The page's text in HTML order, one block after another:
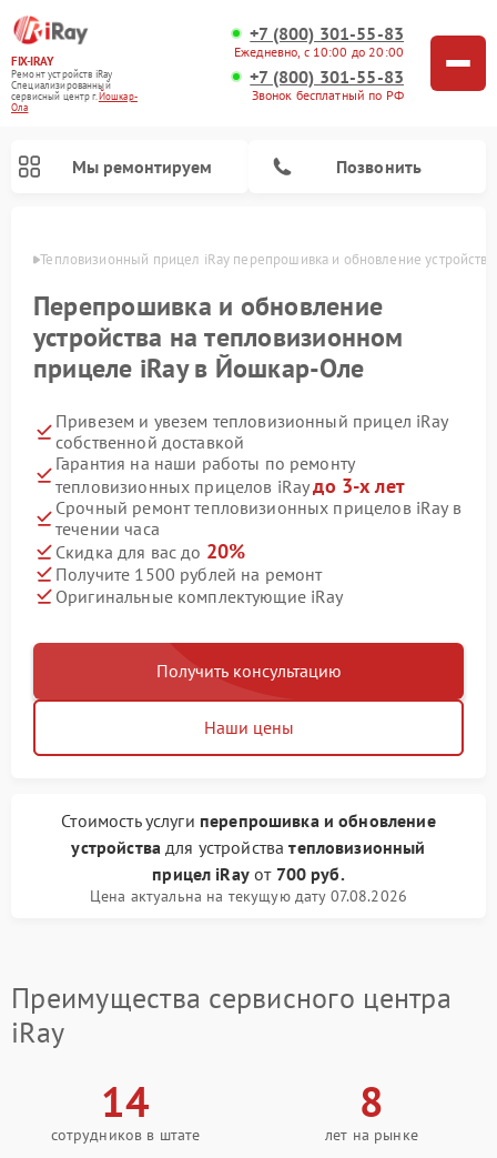
FIX-IRAY
Ремонт устройств iRay
Специализированный
cервисный центр г.Йошкар-
Ола
+7 (800) 301-55-83
Ежедневно, с 10:00 до 20:00
+7 (800) 301-55-83
Звонок бесплатный по РФ
Мы ремонтируем Позвонить
Оле Тепловизионный прицел iRay перепрошивка и обновление устройства
Перепрошивка и обновление
устройства на тепловизионном
прицеле iRay в Йошкар-Оле
Привезем и увезем тепловизионный прицел iRay
собственной доставкой
Гарантия на наши работы по ремонту
тепловизионных прицелов iRayдо 3-х лет
Срочный ремонт тепловизионных прицелов iRay в
течении часа
Скидка для вас до 20%
Получите 1500 рублей на ремонт
Оригинальные комплектующие iRay
Получить консультацию
Наши цены
Стоимость услуги перепрошивка и обновление
устройствадля устройстватепловизионный
прицел iRayот 700 руб.
Цена актуальна на текущую дату 07.08.2026
Преимущества сервисного центра
iRay
14
сотрудников в штате
8
лет на рынке